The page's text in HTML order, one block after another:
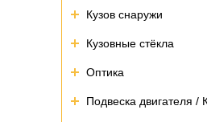
Кузов снаружи
Кузовные стёкла
Оптика
Подвеска двигателя /